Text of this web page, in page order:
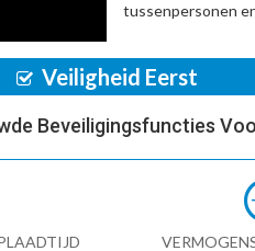
tussenpersonen
Veiligheid Eerst
Beveiligingsfuncties